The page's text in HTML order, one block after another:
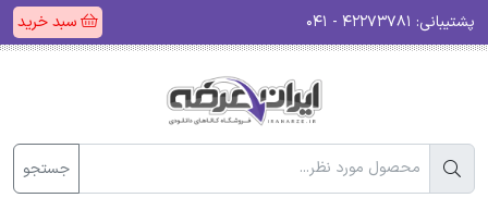
پشتیبانی: سبد خرید
جستجو